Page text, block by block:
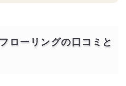
ローリングの口コミと